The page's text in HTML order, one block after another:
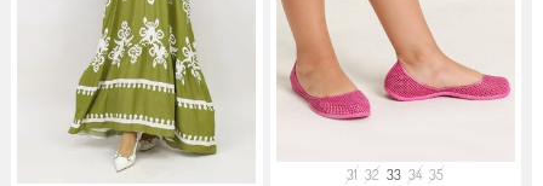
31 32 33 34 35